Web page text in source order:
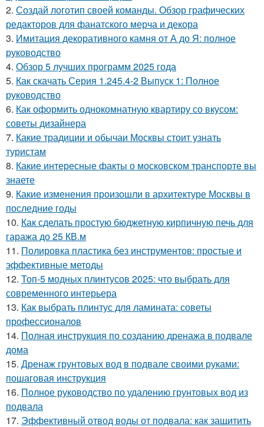
2. Создай логотип своей команды. Обзор графических
редакторов для фанатского мерча и декора
3. Имитация декоративного камня от А до Я: полное
руководство
4. Обзор 5 лучших программ 2025 года
5. Как скачать Серия 1.245.4-2 Выпуск 1: Полное
руководство
6. Как оформить однокомнатную квартиру со вкусом:
советы дизайнера
7. Какие традиции и обычаи Москвы стоит узнать
туристам
8. Какие интересные факты о московском транспорте вы
знаете
9. Какие изменения произошли в архитектуре Москвы в
последние годы
10. Как сделать простую бюджетную кирпичную печь для
гаража до 25 КВ.м
11. Полировка пластика без инструментов: простые и
эффективные методы
12. Топ-5 модных плинтусов 2025: что выбрать для
современного интерьера
13. Как выбрать плинтус для ламината: советы
профессионалов
14. Полная инструкция по созданию дренажа в подвале
дома
15. Дренаж грунтовых вод в подвале своими руками:
пошаговая инструкция
16. Полное руководство по удалению грунтовых вод из
подвала
17. Эффективный отвод воды от подвала: как защитить